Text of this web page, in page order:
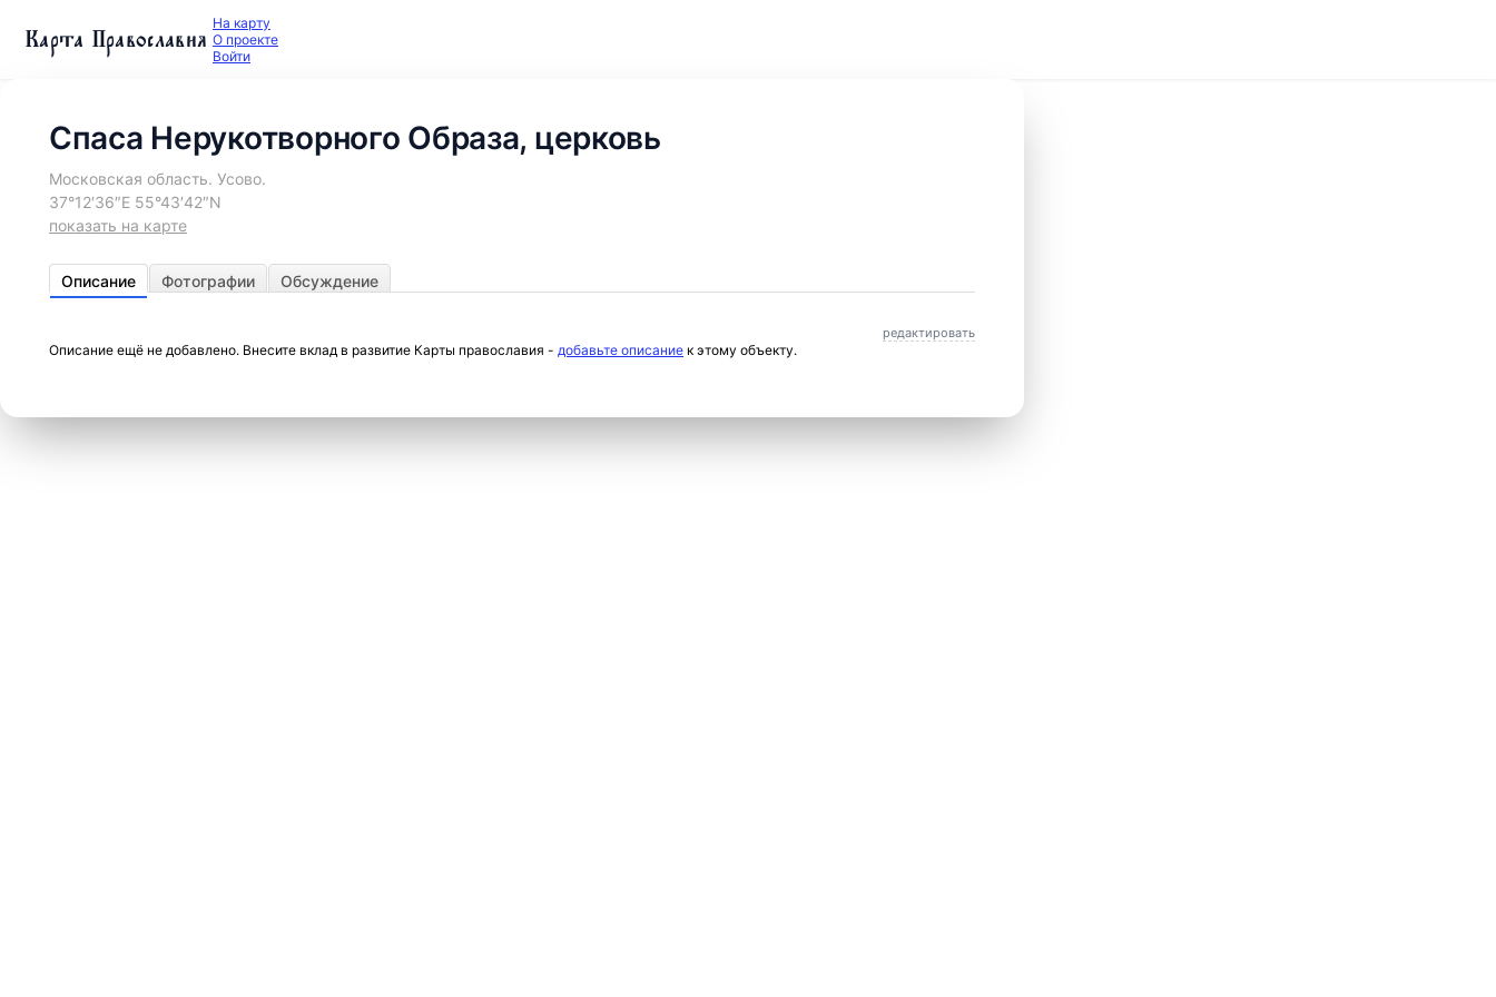
Карта Православия На карту
О проекте
Войти
Спаса Нерукотворного Образа, церковь
Московская область. Усово.
37°12′36″E 55°43′42″N
показать на карте
Описание Фотографии Обсуждение
редактировать
Описание ещё не добавлено. Внесите вклад в развитие Карты православия - добавьте описание к этому объекту.